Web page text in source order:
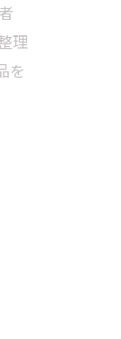
理
を